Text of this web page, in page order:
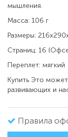
мышления.
Масса: 106 г
Размеры:
Страниц: 16
Переплет: мягкий
Купить Это может
развивающих и
Правила